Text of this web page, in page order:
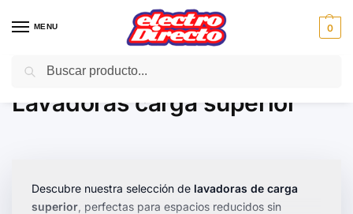
MENU 0
Inicio Gama blanca Lavadoras
Lavadoras carga superior
Descubre nuestra selección de lavadoras de carga
superior , perfectas para espacios reducidos sin